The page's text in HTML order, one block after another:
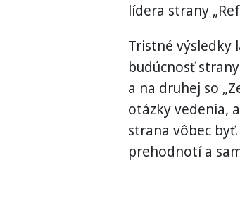
lídera strany
Tristné výsledky
budúcnosť
a na druhej so
otázky vedenia,
strana vôbec
prehodnotí a